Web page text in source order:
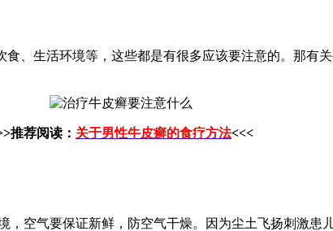
、生活环境等，这些都是有很多应该要注意的。那有
推荐阅读： 关于男性牛皮癣的食疗方法<<<
空气要保证新鲜，防空气干燥。因为尘土飞扬刺激患